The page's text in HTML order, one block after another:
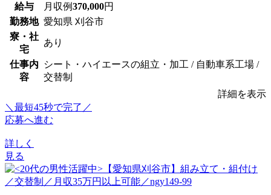
給与 月収例370,000円
勤務地 愛知県 刈谷市
寮・社
宅
あり
仕事内
容
シート・ハイエースの組立・加工 / 自動車系工場 /
交替制
詳細を表示
＼最短45秒で完了／
応募へ進む
詳しく
見る